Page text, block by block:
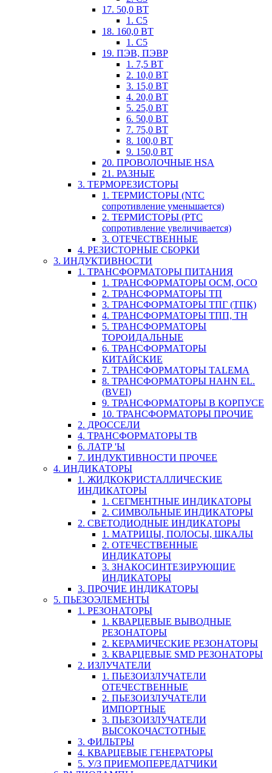
17. 50,0 ВТ
1. С5
18. 160,0 ВТ
1. С5
19. ПЭВ, ПЭВР
1. 7,5 ВТ
2. 10,0 ВТ
3. 15,0 ВТ
4. 20,0 ВТ
5. 25,0 ВТ
6. 50,0 ВТ
7. 75,0 ВТ
8. 100,0 ВТ
9. 150,0 ВТ
20. ПРОВОЛОЧНЫЕ HSA
21. РАЗНЫЕ
3. ТЕРМОРЕЗИСТОРЫ
1. ТЕРМИСТОРЫ (NTC
сопротивление уменьшается)
2. ТЕРМИСТОРЫ (PTC
сопротивление увеличивается)
3. ОТЕЧЕСТВЕННЫЕ
4. РЕЗИСТОРНЫЕ СБОРКИ
3. ИНДУКТИВНОСТИ
1. ТРАНСФОРМАТОРЫ ПИТАНИЯ
1. ТРАНСФОРМАТОРЫ ОСМ, ОСО
2. ТРАНСФОРМАТОРЫ ТП
3. ТРАНСФОРМАТОРЫ ТПГ (ТПК)
4. ТРАНСФОРМАТОРЫ ТПП, ТН
5. ТРАНСФОРМАТОРЫ
ТОРОИДАЛЬНЫЕ
6. ТРАНСФОРМАТОРЫ
КИТАЙСКИЕ
7. ТРАНСФОРМАТОРЫ TALEMA
8. ТРАНСФОРМАТОРЫ HAHN EL.
(BVEI)
9. ТРАНСФОРМАТОРЫ В КОРПУСЕ
10. ТРАНСФОРМАТОРЫ ПРОЧИЕ
2. ДРОССЕЛИ
4. ТРАНСФОРМАТОРЫ ТВ
6. ЛАТР 'Ы
7. ИНДУКТИВНОСТИ ПРОЧЕЕ
4. ИНДИКАТОРЫ
1. ЖИДКОКРИСТАЛЛИЧЕСКИЕ
ИНДИКАТОРЫ
1. СЕГМЕНТНЫЕ ИНДИКАТОРЫ
2. СИМВОЛЬНЫЕ ИНДИКАТОРЫ
2. СВЕТОДИОДНЫЕ ИНДИКАТОРЫ
1. МАТРИЦЫ, ПОЛОСЫ, ШКАЛЫ
2. ОТЕЧЕСТВЕННЫЕ
ИНДИКАТОРЫ
3. ЗНАКОСИНТЕЗИРУЮЩИЕ
ИНДИКАТОРЫ
3. ПРОЧИЕ ИНДИКАТОРЫ
5. ПЬЕЗОЭЛЕМЕНТЫ
1. РЕЗОНАТОРЫ
1. КВАРЦЕВЫЕ ВЫВОДНЫЕ
РЕЗОНАТОРЫ
2. КЕРАМИЧЕСКИЕ РЕЗОНАТОРЫ
3. КВАРЦЕВЫЕ SMD РЕЗОНАТОРЫ
2. ИЗЛУЧАТЕЛИ
1. ПЬЕЗОИЗЛУЧАТЕЛИ
ОТЕЧЕСТВЕННЫЕ
2. ПЬЕЗОИЗЛУЧАТЕЛИ
ИМПОРТНЫЕ
3. ПЬЕЗОИЗЛУЧАТЕЛИ
ВЫСОКОЧАСТОТНЫЕ
3. ФИЛЬТРЫ
4. КВАРЦЕВЫЕ ГЕНЕРАТОРЫ
5. У/З ПРИЕМОПЕРЕДАТЧИКИ